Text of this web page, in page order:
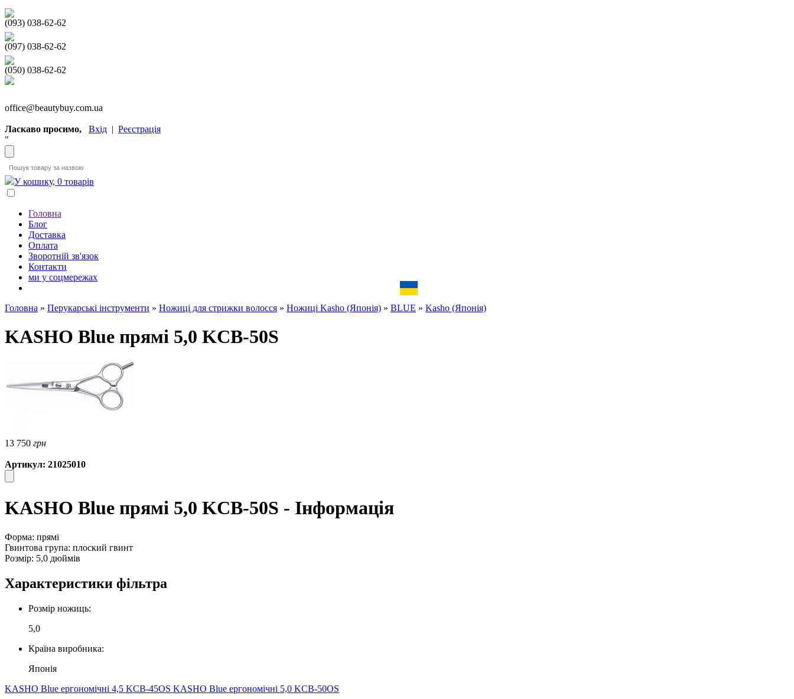
(093) 038-62-62
(097) 038-62-62
(050) 038-62-62
office@beautybuy.com.ua
Ласкаво просимо, Вхід | Реєстрація
"
У кошику, 0 товарів
Головна
Блог
Доставка
Оплата
Зворотній зв'язок
Контакти
ми у соцмережах
Головна » Перукарські інструменти » Ножиці для стрижки волосся » Ножиці Kasho (Японія) » BLUE » Kasho (Японія)
KASHO Blue прямі 5,0 KCB-50S
13 750 грн
Артикул: 21025010
KASHO Blue прямі 5,0 KCB-50S - Інформація
Форма: прямі
Гвинтова група: плоский гвинт
Розмір: 5,0 дюймів
Характеристики фільтра
Розмір ножиць:
5,0
Країна виробника:
Японія
KASHO Blue ергономічні 4,5 KCB-45OS KASHO Blue ергономічні 5,0 KCB-50OS